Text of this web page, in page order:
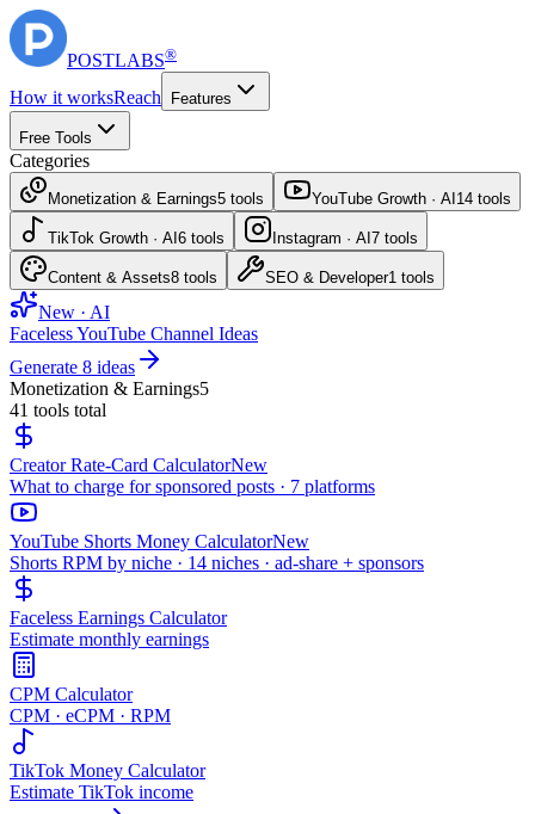
POSTLABS®
How it worksReach Features
Free Tools
Categories
Monetization & Earnings5 tools YouTube Growth · AI 14 tools
TikTok Growth · AI 6 tools Instagram · AI 7 tools
Content & Assets8 tools SEO & Developer1 tools
New · AI
Faceless YouTube Channel Ideas
Generate 8 ideas
Monetization & Earnings5
41 tools total
Creator Rate-Card CalculatorNew
What to charge for sponsored posts · 7 platforms
YouTube Shorts Money CalculatorNew
Shorts RPM by niche · 14 niches · ad-share + sponsors
Faceless Earnings Calculator
Estimate monthly earnings
CPM Calculator
CPM · eCPM · RPM
TikTok Money Calculator
Estimate TikTok income